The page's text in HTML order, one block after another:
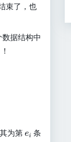
束了，也
据结构中
为第e
ei 条